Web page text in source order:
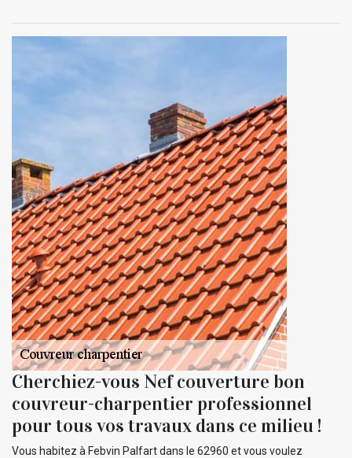
Cherchiez-vous Nef couverture bon
couvreur-charpentier professionnel
pour tous vos travaux dans ce milieu !
Vous habitez à Febvin Palfart dans le 62960 et vous voulez